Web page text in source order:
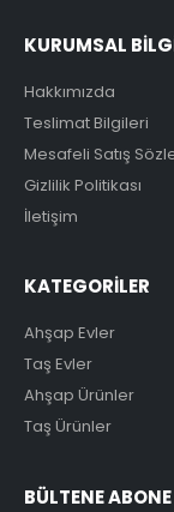
KURUMSAL
Hakkımızda
Teslimat Bilgileri
Mesafeli Satış
Gizlilik Politikası
İletişim
KATEGORİLER
Ahşap Evler
Taş Evler
Ahşap Ürünler
Taş Ürünler
BÜLTENE